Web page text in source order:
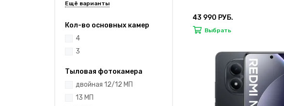
Кол-во основных камер
4
3
Тыловая фотокамера
двойная 12/12 МП
13 МП
43 990 РУБ.
Выбрать